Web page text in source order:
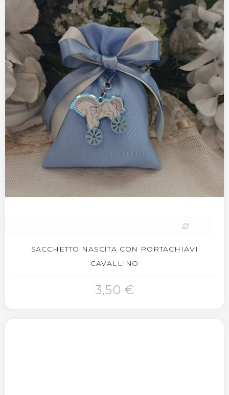
SACCHETTO NASCITA CON PORTACHIAVI
CAVALLINO
3,50 €